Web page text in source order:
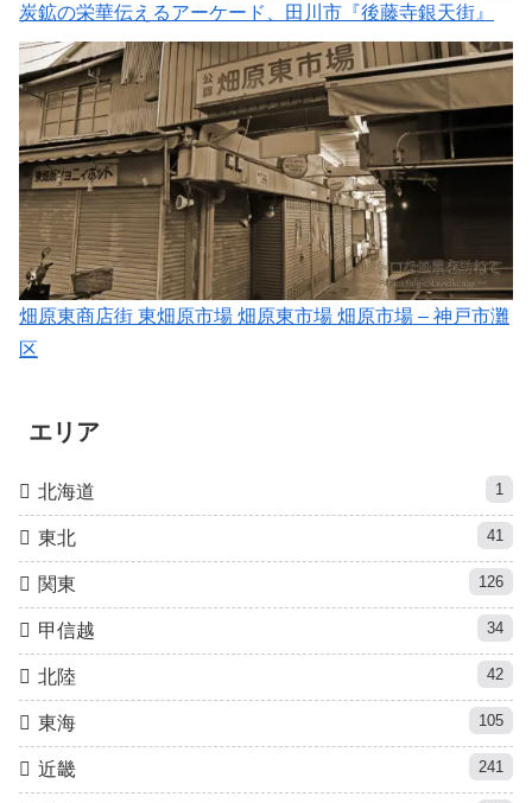
炭鉱の栄華伝えるアーケード、田川市『後藤寺銀天街』
畑原東商店街 東畑原市場 畑原東市場 畑原市場 – 神戸市灘
区
エリア
北海道 1
東北 41
関東 126
甲信越 34
北陸 42
東海 105
近畿 241